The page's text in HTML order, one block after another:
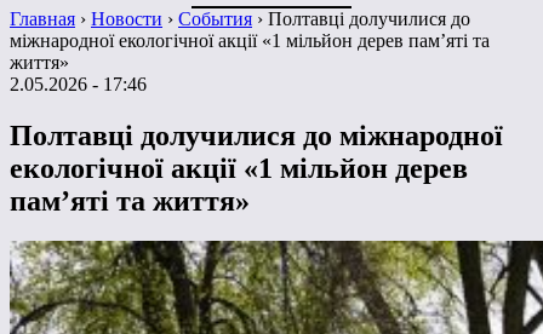
Главная › Новости › События › Полтавці долучилися до
міжнародної екологічної акції «1 мільйон дерев пам’яті та
життя»
2.05.2026 - 17:46
Полтавці долучилися до міжнародної
екологічної акції «1 мільйон дерев
пам’яті та життя»